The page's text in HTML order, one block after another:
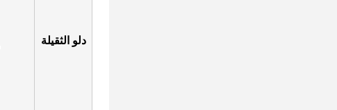
دلو الثقيلة